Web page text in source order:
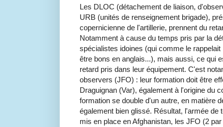
Les DLOC (détachement de liaison,
URB (unités de renseignement brigade),
copernicienne de l'artillerie, prennent du
Notamment à cause du temps pris par la
spécialistes idoines (qui comme le
être bons en anglais...), mais aussi, ce qui
retard pris dans leur équipement. C'est
observers (JFO) : leur formation doit être
Draguignan (Var), également à l'origine du
formation se double d'un autre, en matière
également bien glissé. Résultat, l'armée de
mis en place en Afghanistan, les JFO (2